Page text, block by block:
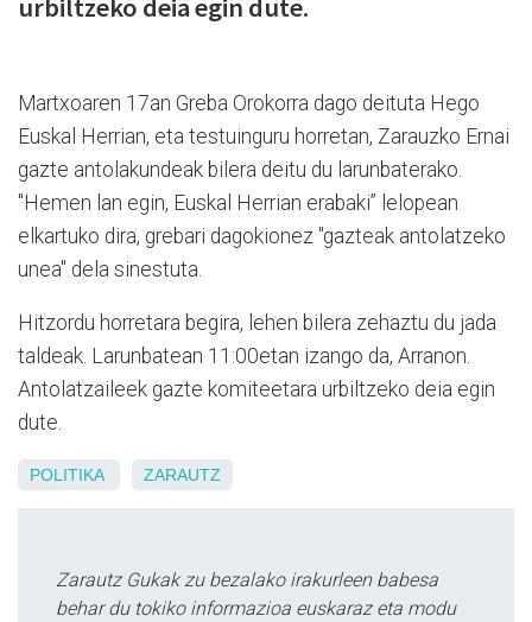
urbiltzeko deia egin dute.
Martxoaren 17an Greba Orokorra dago deituta Hego
Euskal Herrian, eta testuinguru horretan, Zarauzko Ernai
gazte antolakundeak bilera deitu du larunbaterako.
"Hemen lan egin, Euskal Herrian erabaki” lelopean
elkartuko dira, grebari dagokionez "gazteak antolatzeko
unea" dela sinestuta.
Hitzordu horretara begira, lehen bilera zehaztu du jada
taldeak. Larunbatean 11:00etan izango da, Arranon.
Antolatzaileek gazte komiteetara urbiltzeko deia egin
dute.
POLITIKA ZARAUTZ
Zarautz Gukak zu bezalako irakurleen babesa
behar du tokiko informazioa euskaraz eta modu